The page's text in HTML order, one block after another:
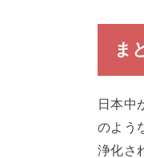
ま
日本中
のよう
浄化さ